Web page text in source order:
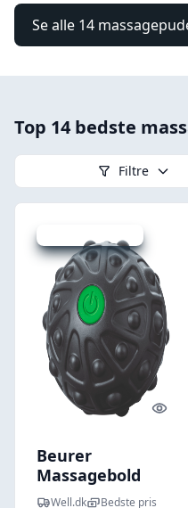
Se alle 14
Top 14 bedste
Filtre
Beurer
Massagebold
Med Vibration
Well.dk Bedste pris